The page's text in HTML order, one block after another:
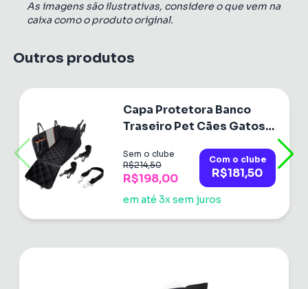
As imagens são ilustrativas, considere o que vem na
caixa como o produto original.
Outros produtos
Capa Protetora Banco
Traseiro Pet Cães Gatos
Sem o clube
R$214,50
R$198,00
Com o clube
R$181,50
em até 3x sem juros